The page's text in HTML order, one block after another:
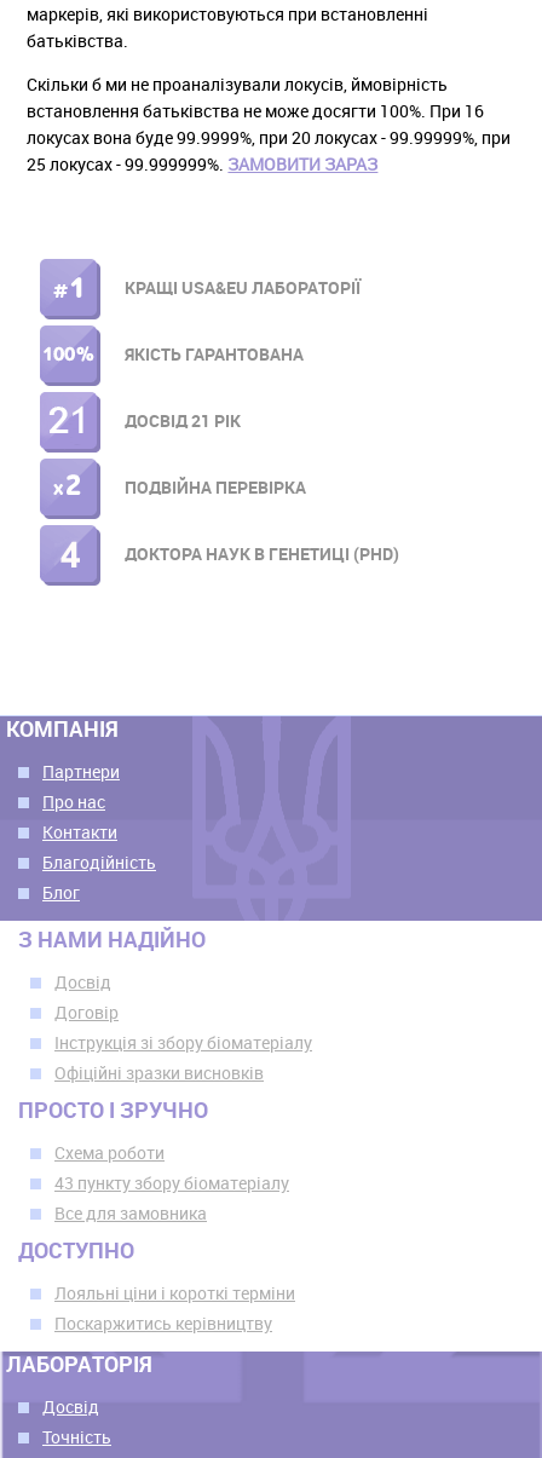
маркерів, які використовуються при встановленні
батьківства.
Скільки б ми не проаналізували локусів, ймовірність
встановлення батьківства не може досягти 100%. При 16
локусах вона буде 99.9999%, при 20 локусах - 99.99999%, при
25 локусах - 99.999999%. ЗАМОВИТИ ЗАРАЗ
ПРАВОЕ
МЕНЮ
КРАЩІ USA&EU ЛАБОРАТОРІЇ
ЯКІСТЬ ГАРАНТОВАНА
ДОСВІД 21 РІК
ПОДВІЙНА ПЕРЕВІРКА
ДОКТОРА НАУК В ГЕНЕТИЦІ (PHD)
КОМПАНІЯ
Партнери
Про нас
Контакти
Благодійність
Блог
З НАМИ НАДІЙНО
Досвід
Договір
Інструкція зі збору біоматеріалу
Офіційні зразки висновків
ПРОСТО І ЗРУЧНО
Схема роботи
43 пункту збору біоматеріалу
Все для замовника
ДОСТУПНО
Лояльні ціни і короткі терміни
Поскаржитись керівництву
ЛАБОРАТОРІЯ
Досвід
Точність